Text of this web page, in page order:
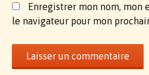
Enregistrer mon nom, mon
le navigateur pour mon